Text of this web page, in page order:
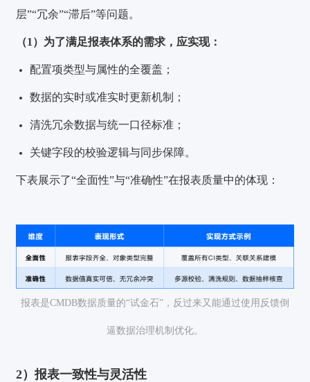
层”“冗余”“滞后”等问题。
（1）为了满足报表体系的需求，应实现：
配置项类型与属性的全覆盖；
数据的实时或准实时更新机制；
清洗冗余数据与统一口径标准；
关键字段的校验逻辑与同步保障。
下表展示了“全面性”与“准确性”在报表质量中的体现：
报表是CMDB数据质量的“试金石”，反过来又能通过使用反馈倒
逼数据治理机制优化。
2）报表一致性与灵活性